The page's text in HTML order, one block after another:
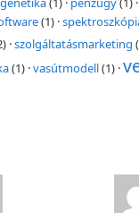
(1) ·
·szolgáltatásmarketing
(1) ·vasútmodell(1) ·